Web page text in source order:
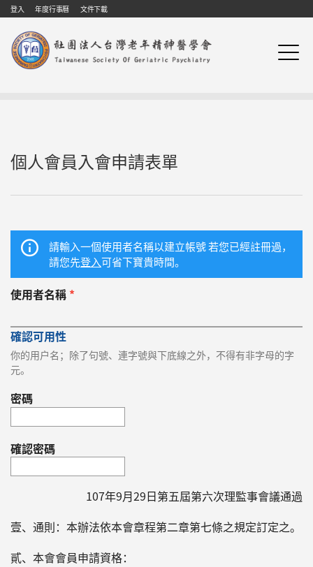
Skip to navigation
移至主內容
登入 年度行事曆 文件下載
個人會員入會申請表單
請輸入一個使用者名稱以建立帳號 若您已經註冊過，
請您先登入可省下寶貴時間。
使用者名稱 *
確認可用性
你的用戶名；除了句號、連字號與下底線之外，不得有非字母的字
元。
密碼
確認密碼
107年9月29日第五屆第六次理監事會議通過
壹、通則：本辦法依本會章程第二章第七條之規定訂定之。
貳、本會會員申請資格：